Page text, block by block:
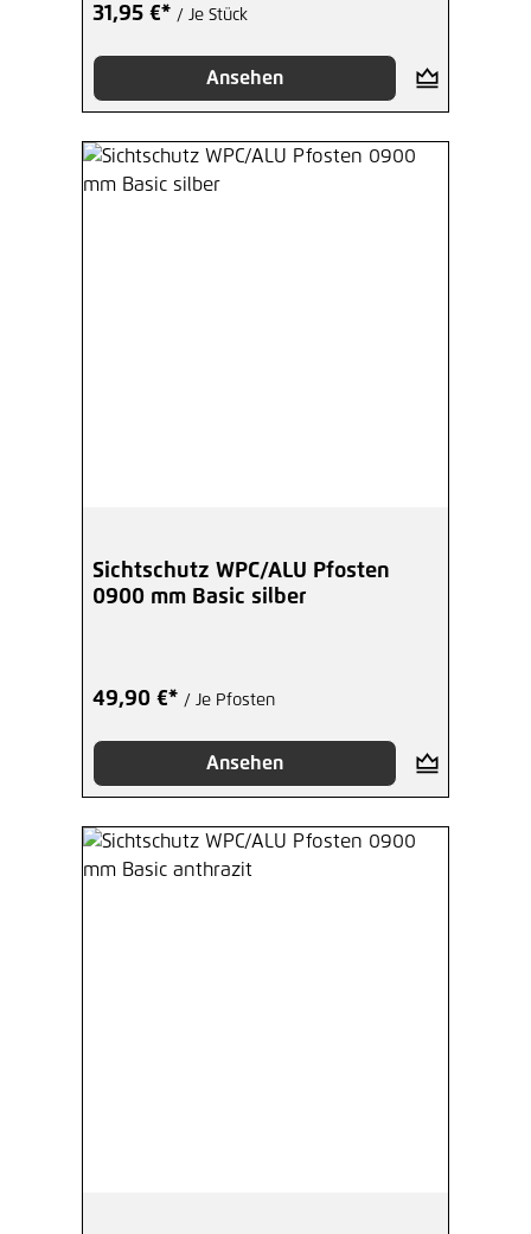
31,95 €* / Je Stück
Ansehen
Sichtschutz WPC/ALU Pfosten
0900 mm Basic silber
49,90 €* / Je Pfosten
Ansehen